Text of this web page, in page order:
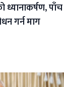
ध्यानाकर्षण, पाँच
गर्न माग